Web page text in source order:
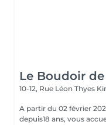
Le Boudoir
10-12, Rue Léon Thyes
A partir du 02 février 2026, Florence, riche de son
depuis18 ans, vous